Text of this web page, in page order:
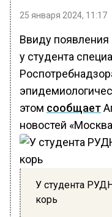
25 января 2024, 11:17
Ввиду
у студента
этом сообщает
новостей
У студента
корь